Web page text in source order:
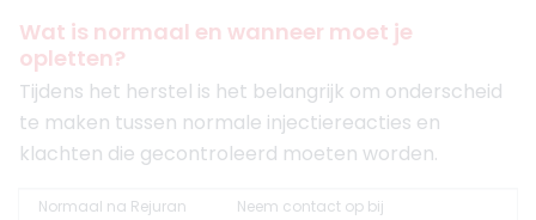
Wat is normaal en wanneer moet je
opletten?
Tijdens het herstel is het belangrijk om onderscheid
te maken tussen normale injectiereacties en
klachten die gecontroleerd moeten worden.
Normaal na Rejuran
Neem contact op bij